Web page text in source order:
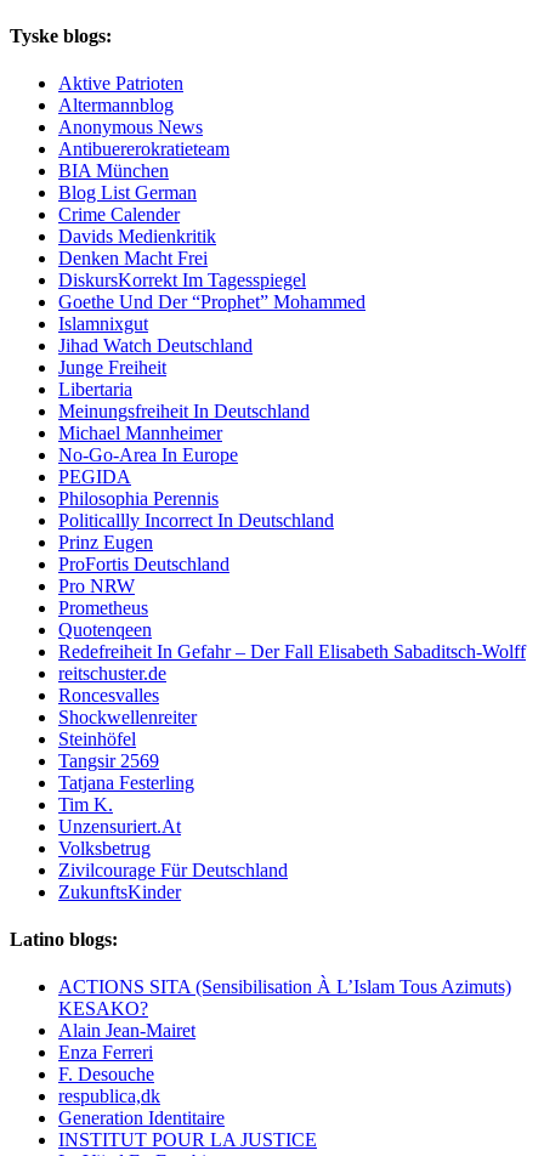
Tyske blogs:
Aktive Patrioten
Altermannblog
Anonymous News
Antibuererokratieteam
BIA München
Blog List German
Crime Calender
Davids Medienkritik
Denken Macht Frei
DiskursKorrekt Im Tagesspiegel
Goethe Und Der “Prophet” Mohammed
Islamnixgut
Jihad Watch Deutschland
Junge Freiheit
Libertaria
Meinungsfreiheit In Deutschland
Michael Mannheimer
No-Go-Area In Europe
PEGIDA
Philosophia Perennis
Politicallly Incorrect In Deutschland
Prinz Eugen
ProFortis Deutschland
Pro NRW
Prometheus
Quotenqeen
Redefreiheit In Gefahr – Der Fall Elisabeth Sabaditsch-Wolff
reitschuster.de
Roncesvalles
Shockwellenreiter
Steinhöfel
Tangsir 2569
Tatjana Festerling
Tim K.
Unzensuriert.At
Volksbetrug
Zivilcourage Für Deutschland
ZukunftsKinder
Latino blogs:
ACTIONS SITA (Sensibilisation À L’Islam Tous Azimuts)
KESAKO?
Alain Jean-Mairet
Enza Ferreri
F. Desouche
respublica,dk
Generation Identitaire
INSTITUT POUR LA JUSTICE